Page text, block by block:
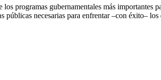
programas gubernamentales más
públicas necesarias para enfrentar –con éxito–